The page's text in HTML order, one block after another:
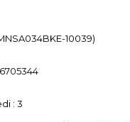
10039)
: 3